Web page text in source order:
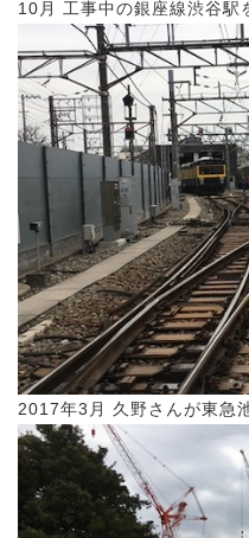
10月 工事中の銀座線渋谷駅
2017年3月 久野さんが東急